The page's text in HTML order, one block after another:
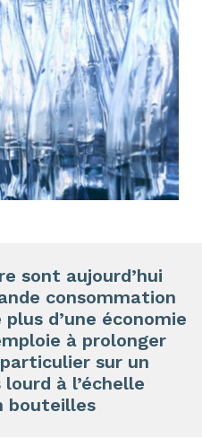
sont aujourd’hui
consommation
d’une économie
à prolonger
sur un
à l’échelle
bouteilles